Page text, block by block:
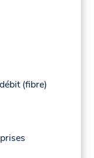
(fibre)